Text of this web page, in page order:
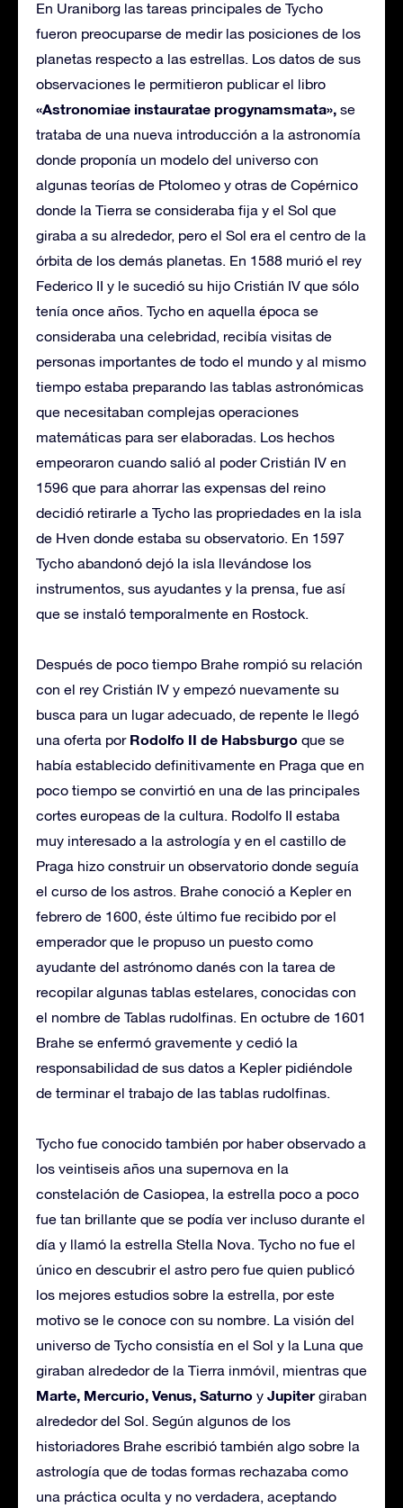
En Uraniborg las tareas principales de Tycho
fueron preocuparse de medir las posiciones de los
planetas respecto a las estrellas. Los datos de sus
observaciones le permitieron publicar el libro
«Astronomiae instauratae progynamsmata», se
trataba de una nueva introducción a la astronomía
donde proponía un modelo del universo con
algunas teorías de Ptolomeo y otras de Copérnico
donde la Tierra se consideraba fija y el Sol que
giraba a su alrededor, pero el Sol era el centro de la
órbita de los demás planetas. En 1588 murió el rey
Federico II y le sucedió su hijo Cristián IV que sólo
tenía once años. Tycho en aquella época se
consideraba una celebridad, recibía visitas de
personas importantes de todo el mundo y al mismo
tiempo estaba preparando las tablas astronómicas
que necesitaban complejas operaciones
matemáticas para ser elaboradas. Los hechos
empeoraron cuando salió al poder Cristián IV en
1596 que para ahorrar las expensas del reino
decidió retirarle a Tycho las propriedades en la isla
de Hven donde estaba su observatorio. En 1597
Tycho abandonó dejó la isla llevándose los
instrumentos, sus ayudantes y la prensa, fue así
que se instaló temporalmente en Rostock.
Después de poco tiempo Brahe rompió su relación
con el rey Cristián IV y empezó nuevamente su
busca para un lugar adecuado, de repente le llegó
una oferta por Rodolfo II de Habsburgo que se
había establecido definitivamente en Praga que en
poco tiempo se convirtió en una de las principales
cortes europeas de la cultura. Rodolfo II estaba
muy interesado a la astrología y en el castillo de
Praga hizo construir un observatorio donde seguía
el curso de los astros. Brahe conoció a Kepler en
febrero de 1600, éste último fue recibido por el
emperador que le propuso un puesto como
ayudante del astrónomo danés con la tarea de
recopilar algunas tablas estelares, conocidas con
el nombre de Tablas rudolfinas. En octubre de 1601
Brahe se enfermó gravemente y cedió la
responsabilidad de sus datos a Kepler pidiéndole
de terminar el trabajo de las tablas rudolfinas.
Tycho fue conocido también por haber observado a
los veintiseis años una supernova en la
constelación de Casiopea, la estrella poco a poco
fue tan brillante que se podía ver incluso durante el
día y llamó la estrella Stella Nova. Tycho no fue el
único en descubrir el astro pero fue quien publicó
los mejores estudios sobre la estrella, por este
motivo se le conoce con su nombre. La visión del
universo de Tycho consistía en el Sol y la Luna que
giraban alrededor de la Tierra inmóvil, mientras que
Marte, Mercurio, Venus, Saturno y Jupitergiraban
alrededor del Sol. Según algunos de los
historiadores Brahe escribió también algo sobre la
astrología que de todas formas rechazaba como
una práctica oculta y no verdadera, aceptando